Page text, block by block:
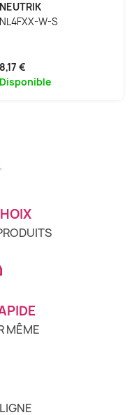
NEUTRIK
NL4FXX-W-S
8,17 €
Disponible
MÊME